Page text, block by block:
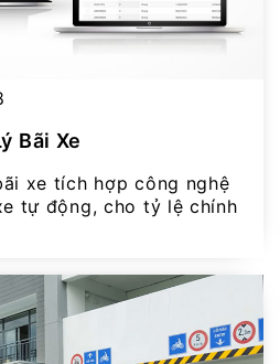
Bãi Xe
xe tích hợp công nghệ
tự động, cho tỷ lệ chính